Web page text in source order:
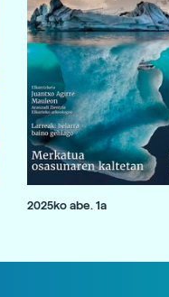
2025ko abe. 1a